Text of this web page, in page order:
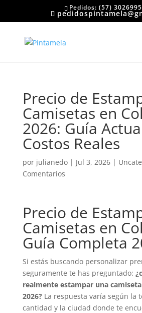
Pedidos: (57)
Precio de
Camisetas en
2026: Guía
Costos Reales
por julianedo| Jul 3, 2026|
Comentarios
Precio de
Camisetas en
Guía Completa
Si estás buscando personalizar
seguramente te has preguntado:
realmente estampar una
2026?La respuesta varía según la
cantidad y la ciudad donde te